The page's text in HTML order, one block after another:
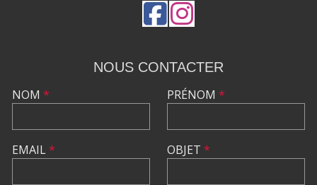
NOUS CONTACTER
NOM *
EMAIL*
PRÉNOM *
OBJET *